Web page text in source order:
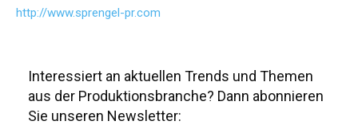
http://www.sprengel-pr.com
Interessiert an aktuellen Trends und Themen
aus der Produktionsbranche? Dann abonnieren
Sie unseren Newsletter: